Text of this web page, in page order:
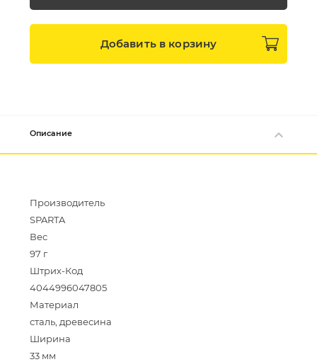
Добавить в корзину
Описание
Производитель
SPARTA
Вес
97 г
Штрих-Код
4044996047805
Материал
сталь, древесина
Ширина
33 мм